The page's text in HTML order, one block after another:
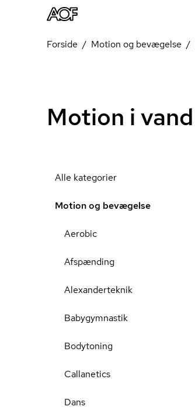
Forside Motion og bevægelse
Motion i vand
Alle kategorier
Motion og bevægelse
Aerobic
Afspænding
Alexanderteknik
Babygymnastik
Bodytoning
Callanetics
Dans